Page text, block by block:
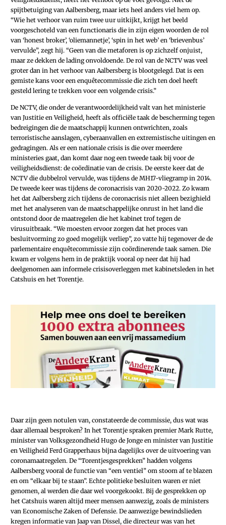
spijtbetuiging van Aalbersberg, maar iets heel anders viel hem op.
“Wie het verhoor van ruim twee uur uitkijkt, krijgt het beeld
voorgeschoteld van een functionaris die in zijn eigen woorden de rol
van ‘honest broker’, ‘oliemannetje’, ‘spin in het web’ en ‘brievenbus’
vervulde”, zegt hij. “Geen van die metaforen is op zichzelf onjuist,
maar ze dekken de lading onvoldoende. De rol van de NCTV was veel
groter dan in het verhoor van Aalbersberg is blootgelegd. Dat is een
gemiste kans voor een enquêtecommissie die zich ten doel heeft
gesteld lering te trekken voor een volgende crisis.”
De NCTV, die onder de verantwoordelijkheid valt van het ministerie
van Justitie en Veiligheid, heeft als officiële taak de bescherming tegen
bedreigingen die de maatschappij kunnen ontwrichten, zoals
terroristische aanslagen, cyberaanvallen en extremistische uitingen en
gedragingen. Als er een nationale crisis is die over meerdere
ministeries gaat, dan komt daar nog een tweede taak bij voor de
veiligheidsdienst: de coördinatie van de crisis. De eerste keer dat de
NCTV die dubbelrol vervulde, was tijdens de MH17-vliegramp in 2014.
De tweede keer was tijdens de coronacrisis van 2020-2022. Zo kwam
het dat Aalbersberg zich tijdens de coronacrisis niet alleen bezighield
met het analyseren van de maatschappelijke onrust in het land die
ontstond door de maatregelen die het kabinet trof tegen de
virusuitbraak. “We moesten ervoor zorgen dat het proces van
besluitvorming zo goed mogelijk verliep”, zo vatte hij tegenover de de
parlementaire enquêtecommissie zijn coördinerende taak samen. Die
kwam er volgens hem in de praktijk vooral op neer dat hij had
deelgenomen aan informele crisisoverleggen met kabinets­leden in het
Catshuis en het Torentje.
Daar zijn geen notulen van, constateerde de commissie, dus wat was
daar allemaal besproken? In het Torentje spraken premier Mark Rutte,
minister van Volksgezondheid Hugo de Jonge en minister van Justitie
en Veiligheid Ferd Grapperhaus bijna dagelijks over de uitvoering van
coronamaatregelen. De “Torentjesgesprekken” hadden volgens
Aalbersberg vooral de functie van “een ventiel” om stoom af te blazen
en om “elkaar bij te staan”. Echte politieke besluiten waren er niet
genomen, al werden die daar wel voorgekookt. Bij de gesprekken op
het Catshuis waren altijd meer mensen aanwezig, zoals de ministers
van Economische Zaken of Defensie. De aanwezige bewindslieden
kregen informatie van Jaap van Dissel, die directeur was van het